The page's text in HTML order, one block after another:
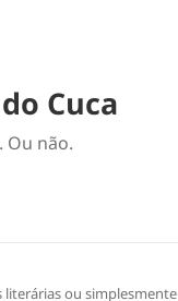
Cuca
Ou não.
literárias ou simplesmente